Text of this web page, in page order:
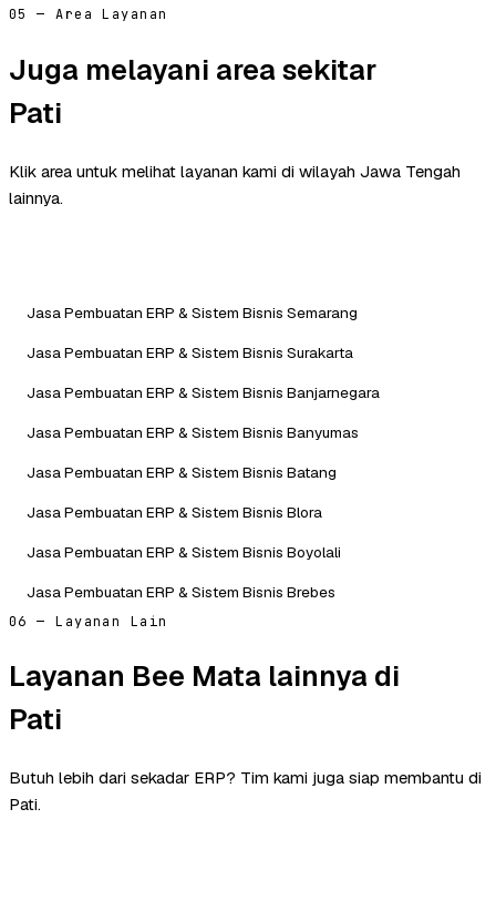
05 — Area Layanan
Juga melayani area sekitar
Pati
Klik area untuk melihat layanan kami di wilayah Jawa Tengah
lainnya.
Jasa Pembuatan ERP & Sistem Bisnis Semarang
Jasa Pembuatan ERP & Sistem Bisnis Surakarta
Jasa Pembuatan ERP & Sistem Bisnis Banjarnegara
Jasa Pembuatan ERP & Sistem Bisnis Banyumas
Jasa Pembuatan ERP & Sistem Bisnis Batang
Jasa Pembuatan ERP & Sistem Bisnis Blora
Jasa Pembuatan ERP & Sistem Bisnis Boyolali
Jasa Pembuatan ERP & Sistem Bisnis Brebes
06 — Layanan Lain
Layanan Bee Mata lainnya di
Pati
Butuh lebih dari sekadar ERP? Tim kami juga siap membantu di
Pati.